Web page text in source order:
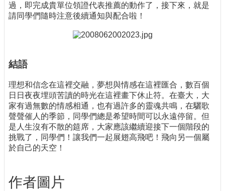
過，即完成貴單位領證代表推薦的動作了，接下來，就是
請同學們隨時注意後續通知與配合啦！
結語
理想和信念在這裡交融，夢想與情感在這裡匯合，數百個
日日夜夜埋頭苦讀的時光在這裡畫下休止符。在臺大，大
家有過無數的情感相通，也有過許多的靈魂共鳴，在驪歌
聲聲催人的季節，同學們總是希望時間可以永遠停留。但
是人生沒有不散的筵席，大家應該繼續迎接下一個階段的
挑戰了，同學們！讓我們一起展翅高飛吧！飛向另一個屬
於自己的天空！
作者圖片